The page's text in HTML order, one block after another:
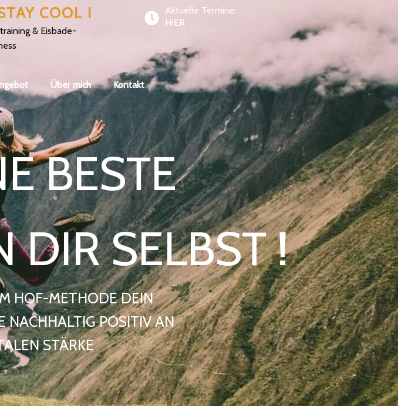
COOL !
& Eisbade-
Aktuelle Termine:
HIER
Über mich Kontakt
BESTE
DIR SELBST !
HOF-METHODE DEIN
NACHHALTIG POSITIV AN
STÄRKE